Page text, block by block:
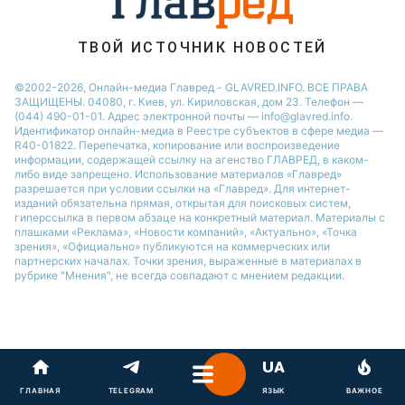
ТВОЙ ИСТОЧНИК НОВОСТЕЙ
©2002-2026, Онлайн-медиа Главред - GLAVRED.INFO. ВСЕ ПРАВА
ЗАЩИЩЕНЫ. 04080, г. Киев, ул. Кириловская, дом 23. Телефон —
(044) 490-01-01. Адрес электронной почты — info@glavred.info.
Идентификатор онлайн-медиа в Реестре cубъектов в сфере медиа —
R40-01822. Перепечатка, копирование или воспроизведение
информации, содержащей ссылку на агенство ГЛАВРЕД, в каком-
либо виде запрещено. Использование материалов «Главред»
разрешается при условии ссылки на «Главред». Для интернет-
изданий обязательна прямая, открытая для поисковых систем,
гиперссылка в первом абзаце на конкретный материал. Материалы с
плашками «Реклама», «Новости компаний», «Актуально», «Точка
зрения», «Официально» публикуются на коммерческих или
партнерских началах. Точки зрения, выраженные в материалах в
рубрике "Мнения", не всегда совпадают с мнением редакции.
ГЛАВНАЯ TELEGRAM ЯЗЫК ВАЖНОЕ